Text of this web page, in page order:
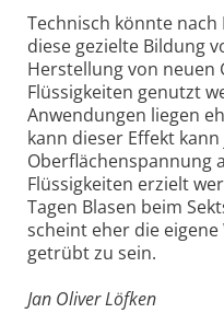
Technisch könnte
diese gezielte Bildung
Herstellung von neuen
Flüssigkeiten genutzt
Anwendungen liegen
kann dieser Effekt kann
Oberflächenspannung
Flüssigkeiten erzielt
Tagen Blasen beim
scheint eher die
getrübt zu sein.
Jan Oliver Löfken